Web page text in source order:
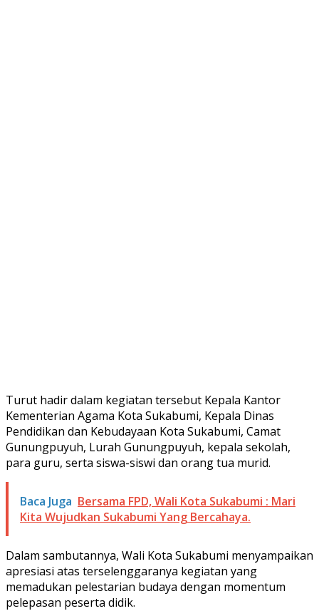
Turut hadir dalam kegiatan tersebut Kepala Kantor
Kementerian Agama Kota Sukabumi, Kepala Dinas
Pendidikan dan Kebudayaan Kota Sukabumi, Camat
Gunungpuyuh, Lurah Gunungpuyuh, kepala sekolah,
para guru, serta siswa-siswi dan orang tua murid.
Baca Juga Bersama FPD, Wali Kota Sukabumi : Mari
Kita Wujudkan Sukabumi Yang Bercahaya.
Dalam sambutannya, Wali Kota Sukabumi menyampaikan
apresiasi atas terselenggaranya kegiatan yang
memadukan pelestarian budaya dengan momentum
pelepasan peserta didik.